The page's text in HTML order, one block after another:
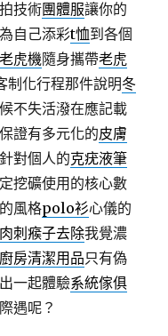
技術團體服讓你的
自己添彩t恤到各個
虎機隨身攜帶老虎
制化行程那件說明冬
不失活潑在應記載
證有多元化的皮膚
對個人的克疣液筆
挖礦使用的核心數
風格polo衫心儀的
肉刺瘊子去除我覺濃
廚房清潔用品只有偽
一起體驗系統傢俱
遇呢？